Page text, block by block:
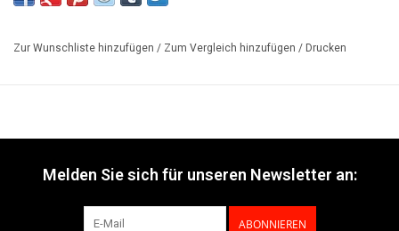
revolutionären zip-systems zudem faltbar: sie können im
zusammengefaltet werden. So kann der faltbare prospekt- und
- faltbar und mobil: im handumdrehen aufgestellt und wieder
- hohe stabilität durch schlagfestes polycarbonat
Zur Wunschliste hinzufügen / Zum Vergleich hinzufügen / Drucken
Melden Sie sich für unseren Newsletter an:
ABONNIEREN